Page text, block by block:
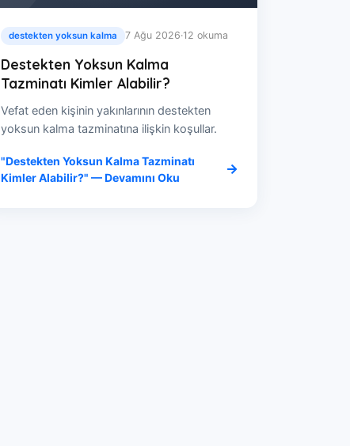
destekten yoksun kalma 7 Ağu 2026·12 okuma
Destekten Yoksun Kalma
Tazminatı Kimler Alabilir?
Vefat eden kişinin yakınlarının destekten
yoksun kalma tazminatına ilişkin koşullar.
"Destekten Yoksun Kalma Tazminatı
Kimler Alabilir?" — Devamını Oku